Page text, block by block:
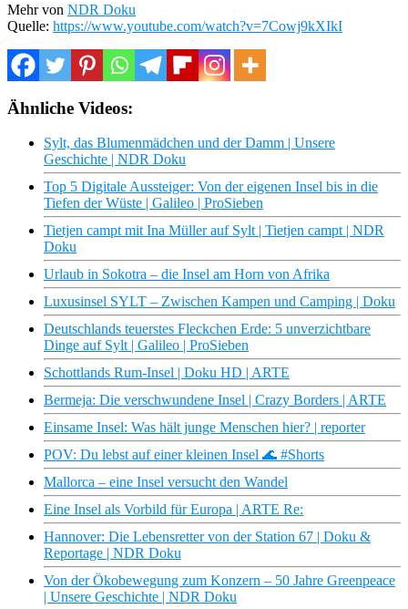
Mehr von NDR Doku
Quelle: https://www.youtube.com/watch?v=7Cowj9kXIkI
Ähnliche Videos:
Sylt, das Blumenmädchen und der Damm | Unsere
Geschichte | NDR Doku
Top 5 Digitale Aussteiger: Von der eigenen Insel bis in die
Tiefen der Wüste | Galileo | ProSieben
Tietjen campt mit Ina Müller auf Sylt | Tietjen campt | NDR
Doku
Urlaub in Sokotra – die Insel am Horn von Afrika
Luxusinsel SYLT – Zwischen Kampen und Camping | Doku
Deutschlands teuerstes Fleckchen Erde: 5 unverzichtbare
Dinge auf Sylt | Galileo | ProSieben
Schottlands Rum-Insel | Doku HD | ARTE
Bermeja: Die verschwundene Insel | Crazy Borders | ARTE
Einsame Insel: Was hält junge Menschen hier? | reporter
POV: Du lebst auf einer kleinen Insel 🌊 #Shorts
Mallorca – eine Insel versucht den Wandel
Eine Insel als Vorbild für Europa | ARTE Re:
Hannover: Die Lebensretter von der Station 67 | Doku &
Reportage | NDR Doku
Von der Ökobewegung zum Konzern – 50 Jahre Greenpeace
| Unsere Geschichte | NDR Doku